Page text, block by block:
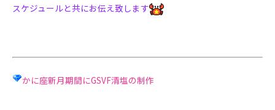
スケジュールと共にお伝え致します
かに座新月期間にGSVF清塩の制作